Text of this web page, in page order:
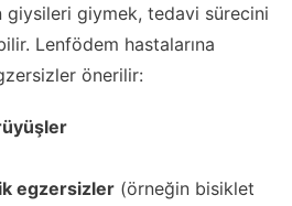
giymek, tedavi sürecini
Lenfödem hastalarına
önerilir:
egzersizler (örneğin bisiklet